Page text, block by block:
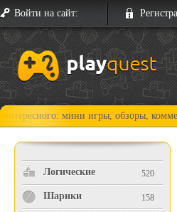
Войти на сайт:
мини игры, обзоры, комментарии,
Логические 520
Шарики 158